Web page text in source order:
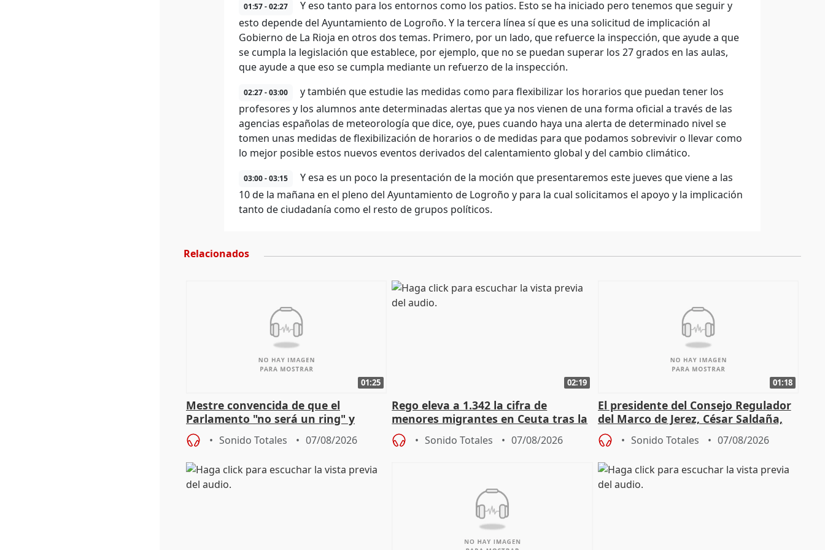
01:57 - 02:27
Y eso tanto para los entornos como los patios. Esto se ha iniciado pero tenemos que seguir y
esto depende del Ayuntamiento de Logroño. Y la tercera línea sí que es una solicitud de implicación al
Gobierno de La Rioja en otros dos temas. Primero, por un lado, que refuerce la inspección, que ayude a que
se cumpla la legislación que establece, por ejemplo, que no se puedan superar los 27 grados en las aulas,
que ayude a que eso se cumpla mediante un refuerzo de la inspección.
02:27 - 03:00
y también que estudie las medidas como para flexibilizar los horarios que puedan tener los
profesores y los alumnos ante determinadas alertas que ya nos vienen de una forma oficial a través de las
agencias españolas de meteorología que dice, oye, pues cuando haya una alerta de determinado nivel se
tomen unas medidas de flexibilización de horarios o de medidas para que podamos sobrevivir o llevar como
lo mejor posible estos nuevos eventos derivados del calentamiento global y del cambio climático.
03:00 - 03:15
Y esa es un poco la presentación de la moción que presentaremos este jueves que viene a las
10 de la mañana en el pleno del Ayuntamiento de Logroño y para la cual solicitamos el apoyo y la implicación
tanto de ciudadanía como el resto de grupos políticos.
Relacionados
01:25
Mestre convencida de que el
Parlamento "no será un ring" y
defiende "estabilidad" del pacto con
Vox
Sonido Totales 07/08/2026
02:19
Rego eleva a 1.342 la cifra de
menores migrantes en Ceuta tras la
entrada masiva
Sonido Totales 07/08/2026
01:18
El presidente del Consejo Regulador
del Marco de Jerez, César Saldaña,
sobre exportaciones
Sonido Totales 07/08/2026